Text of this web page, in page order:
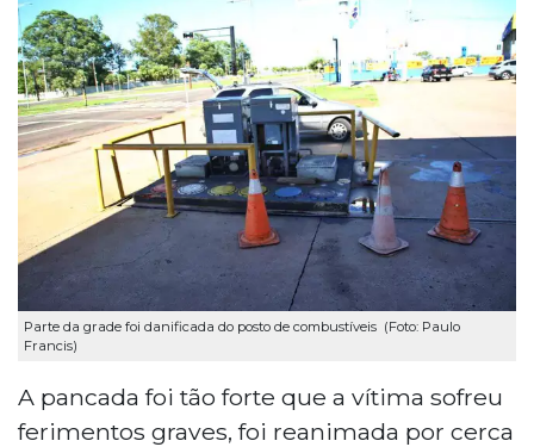
Parte da grade foi danificada do posto de combustíveis (Foto: Paulo
Francis)
A pancada foi tão forte que a vítima sofreu
ferimentos graves, foi reanimada por cerca